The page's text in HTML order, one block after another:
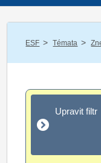
ESF / Témata /
Upravit filtr
Upravit filtr